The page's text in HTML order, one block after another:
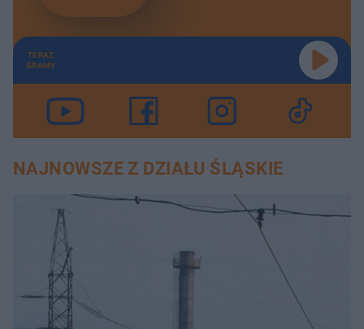
TERAZ
GRAMY
NAJNOWSZE Z DZIAŁU ŚLĄSKIE